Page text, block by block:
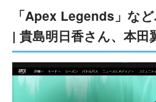
「Apex Legends」な
| 貴島明日香さん、本田